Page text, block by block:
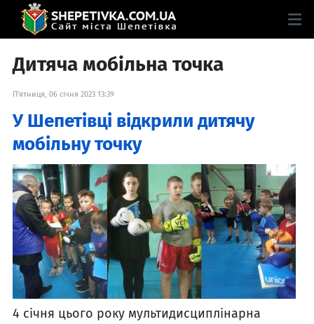
Дитяча мобільна точка
П'ятниця, 06 січня 2023 13:39
У Шепетівці відкрили дитячу
мобільну точку
4 січня цього року мультидисциплінарна